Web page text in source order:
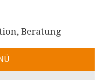
Beratung